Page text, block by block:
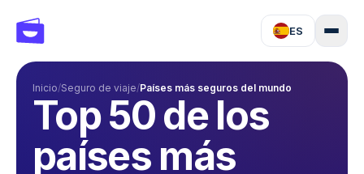
ES
Inicio/Seguro de viaje/Países más seguros del mundo
Top 50 de los
países más